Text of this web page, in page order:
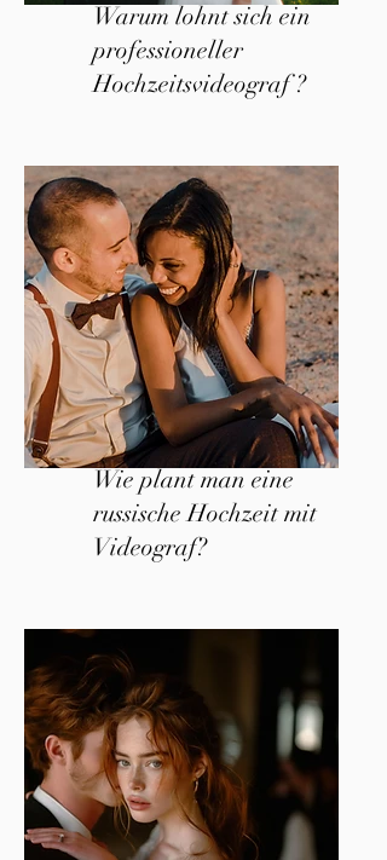
Warum lohnt sich ein
professioneller
Hochzeitsvideograf ?
Wie plant man eine
russische Hochzeit mit
Videograf?